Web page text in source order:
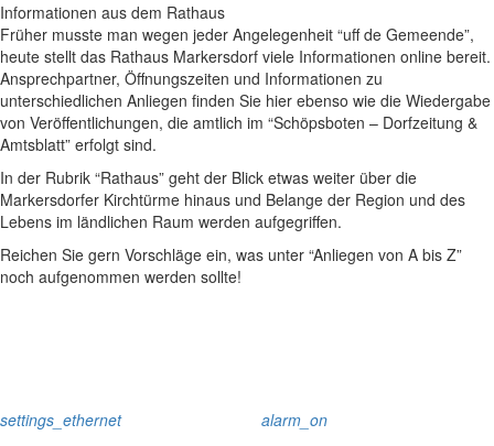
Informationen aus dem Rathaus
Früher musste man wegen jeder Angelegenheit “uff de Gemeende”,
heute stellt das Rathaus Markersdorf viele Informationen online bereit.
Ansprechpartner, Öffnungszeiten und Informationen zu
unterschiedlichen Anliegen finden Sie hier ebenso wie die Wiedergabe
von Veröffentlichungen, die amtlich im “Schöpsboten – Dorfzeitung &
Amtsblatt” erfolgt sind.
In der Rubrik “Rathaus” geht der Blick etwas weiter über die
Markersdorfer Kirchtürme hinaus und Belange der Region und des
Lebens im ländlichen Raum werden aufgegriffen.
Reichen Sie gern Vorschläge ein, was unter “Anliegen von A bis Z”
noch aufgenommen werden sollte!
settings_ethernet alarm_on